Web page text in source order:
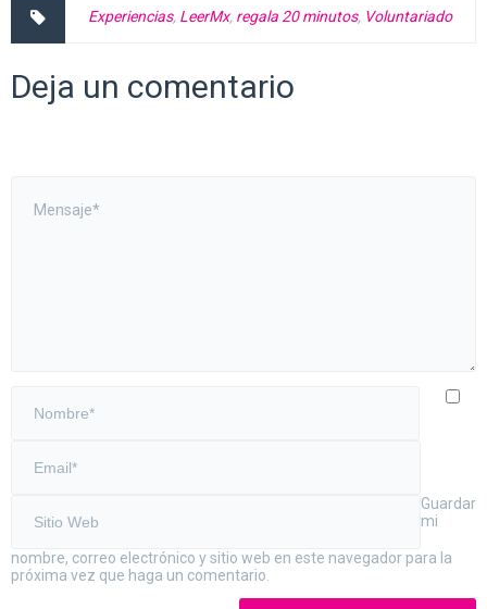
Experiencias, LeerMx, regala 20 minutos, Voluntariado
Deja un comentario
Guardar
mi
nombre, correo electrónico y sitio web en este navegador para la
próxima vez que haga un comentario.